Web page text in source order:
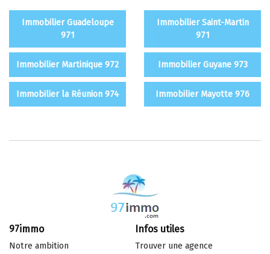
Immobilier Guadeloupe
971
Immobilier Saint-Martin
971
Immobilier Martinique 972 Immobilier Guyane 973
Immobilier la Réunion 974 Immobilier Mayotte 976
97immo
Notre ambition
Infos utiles
Trouver une agence